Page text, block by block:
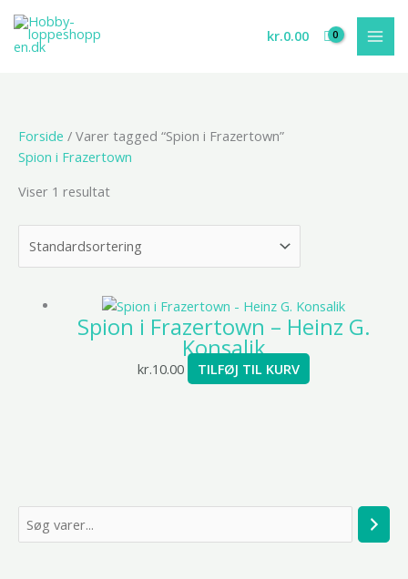
indholdet
kr.0.00
ø
Forside / Varer tagged “Spion i Frazertown”
Spion i Frazertown
Viser 1 resultat
Spion i Frazertown – Heinz G.
Konsalik
kr.10.00 TILFØJ TIL KURV